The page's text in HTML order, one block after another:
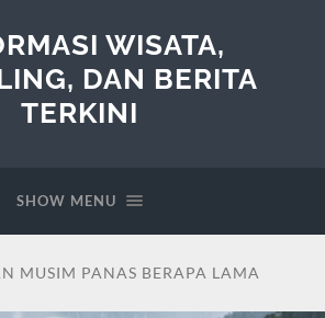
WISATA,
DAN BERITA
TERKINI
SHOW MENU
MUSIM PANAS BERAPA LAMA